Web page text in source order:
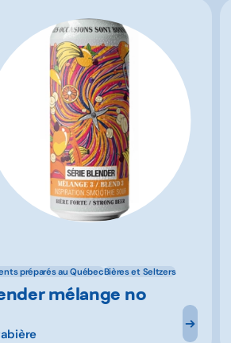
préparés au QuébecBières et Seltzers
mélange no